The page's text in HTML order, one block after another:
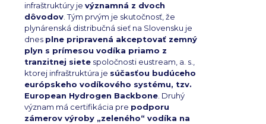
infraštruktúry je významná z dvoch
dôvodov. Tým prvým je skutočnosť, že
plynárenská distribučná sieť na Slovensku je
dnes plne pripravená akceptovať zemný
plyn s prímesou vodíka priamo z
tranzitnej siete spoločnosti eustream, a. s.,
ktorej infraštruktúra je súčasťou budúceho
európskeho vodíkového systému, tzv.
European Hydrogen Backbone. Druhý
význam má certifikácia pre podporu
zámerov výroby „zeleného“ vodíka na